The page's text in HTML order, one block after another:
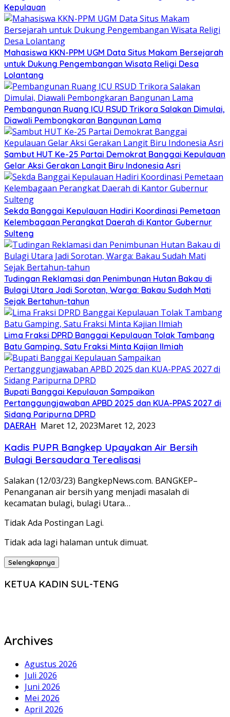
Kepulauan
Mahasiswa KKN-PPM UGM Data Situs Makam Bersejarah
untuk Dukung Pengembangan Wisata Religi Desa
Lolantang
Pembangunan Ruang ICU RSUD Trikora Salakan Dimulai,
Diawali Pembongkaran Bangunan Lama
Sambut HUT Ke-25 Partai Demokrat Banggai Kepulauan
Gelar Aksi Gerakan Langit Biru Indonesia Asri
Sekda Banggai Kepulauan Hadiri Koordinasi Pemetaan
Kelembagaan Perangkat Daerah di Kantor Gubernur
Sulteng
Tudingan Reklamasi dan Penimbunan Hutan Bakau di
Bulagi Utara Jadi Sorotan, Warga: Bakau Sudah Mati
Sejak Bertahun-tahun
Lima Fraksi DPRD Banggai Kepulauan Tolak Tambang
Batu Gamping, Satu Fraksi Minta Kajian Ilmiah
Bupati Banggai Kepulauan Sampaikan
Pertanggungjawaban APBD 2025 dan KUA-PPAS 2027 di
Sidang Paripurna DPRD
DAERAH Maret 12, 2023Maret 12, 2023
Kadis PUPR Bangkep Upayakan Air Bersih
Bulagi Bersaudara Terealisasi
Salakan (12/03/23) BangkepNews.com. BANGKEP–
Penanganan air bersih yang menjadi masalah di
kecamatan bulagi, bulagi Utara…
Tidak Ada Postingan Lagi.
Tidak ada lagi halaman untuk dimuat.
Selengkapnya
KETUA KADIN SUL-TENG
Archives
Agustus 2026
Juli 2026
Juni 2026
Mei 2026
April 2026